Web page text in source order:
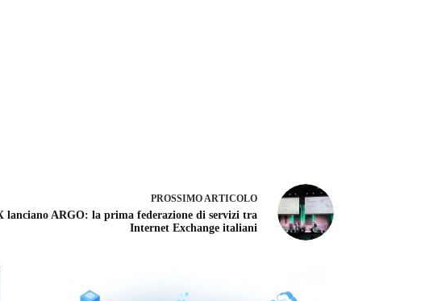
PROSSIMOARTICOLO
lanciano ARGO: la prima federazione di servizi tra
Internet Exchange italiani